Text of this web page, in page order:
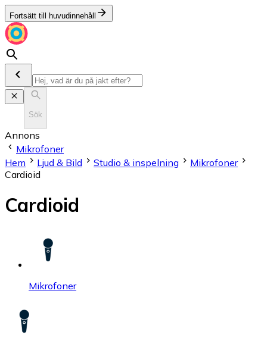
Fortsätt till huvudinnehåll
Sök
Annons
Mikrofoner
Hem
Ljud & Bild Studio & inspelning
Mikrofoner
Cardioid
Cardioid
Mikrofoner